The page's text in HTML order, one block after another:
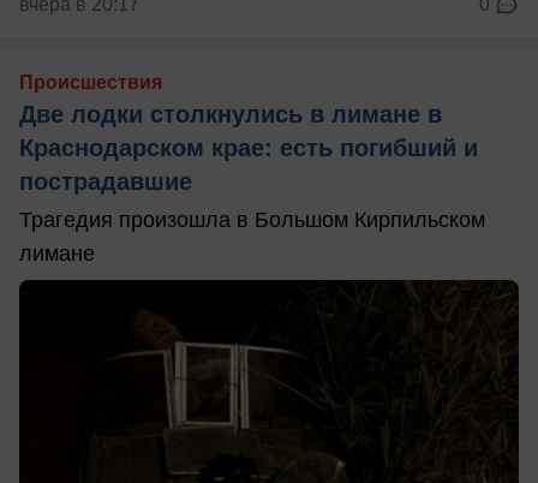
Происшествия
Две лодки столкнулись в лимане в
Краснодарском крае: есть погибший и
пострадавшие
Трагедия произошла в Большом Кирпильском
лимане